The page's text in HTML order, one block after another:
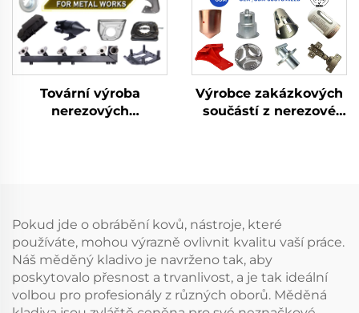
Tovární výroba
nerezových
Výrobce zakázkových
součástí z nerezové
Pokud jde o obrábění kovů, nástroje, které
používáte, mohou výrazně ovlivnit kvalitu vaší práce.
Náš měděný kladivo je navrženo tak, aby
poskytovalo přesnost a trvanlivost, a je tak ideální
volbou pro profesionály z různých oborů. Měděná